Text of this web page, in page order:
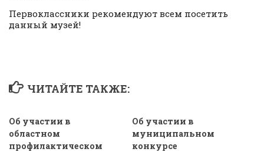
Первоклассники рекомендуют всем посетить
данный музей!
ЧИТАЙТЕ ТАКЖЕ:
Об участии в
областном
профилактическом
Об участии в
муниципальном
конкурсе